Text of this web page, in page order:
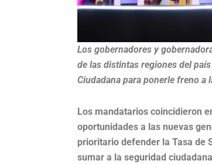
Los gobernadores y
de las distintas regiones del
Ciudadana para ponerle freno
Los mandatarios coincidieron
oportunidades a las nuevas
prioritario defender la Tasa de
sumar a la seguridad